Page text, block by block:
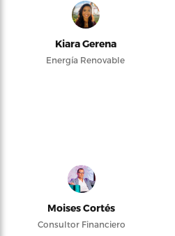
Kiara Gerena
Energía Renovable
Moises Cortés
Consultor Financiero